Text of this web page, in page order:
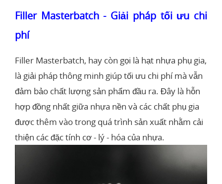
Filler Masterbatch - Giải pháp tối ưu chi
phí
Filler Masterbatch, hay còn gọi là hạt nhựa phụ gia,
là giải pháp thông minh giúp tối ưu chi phí mà vẫn
đảm bảo chất lượng sản phẩm đầu ra. Đây là hỗn
hợp đồng nhất giữa nhựa nền và các chất phụ gia
được thêm vào trong quá trình sản xuất nhằm cải
thiện các đặc tính cơ - lý - hóa của nhựa.